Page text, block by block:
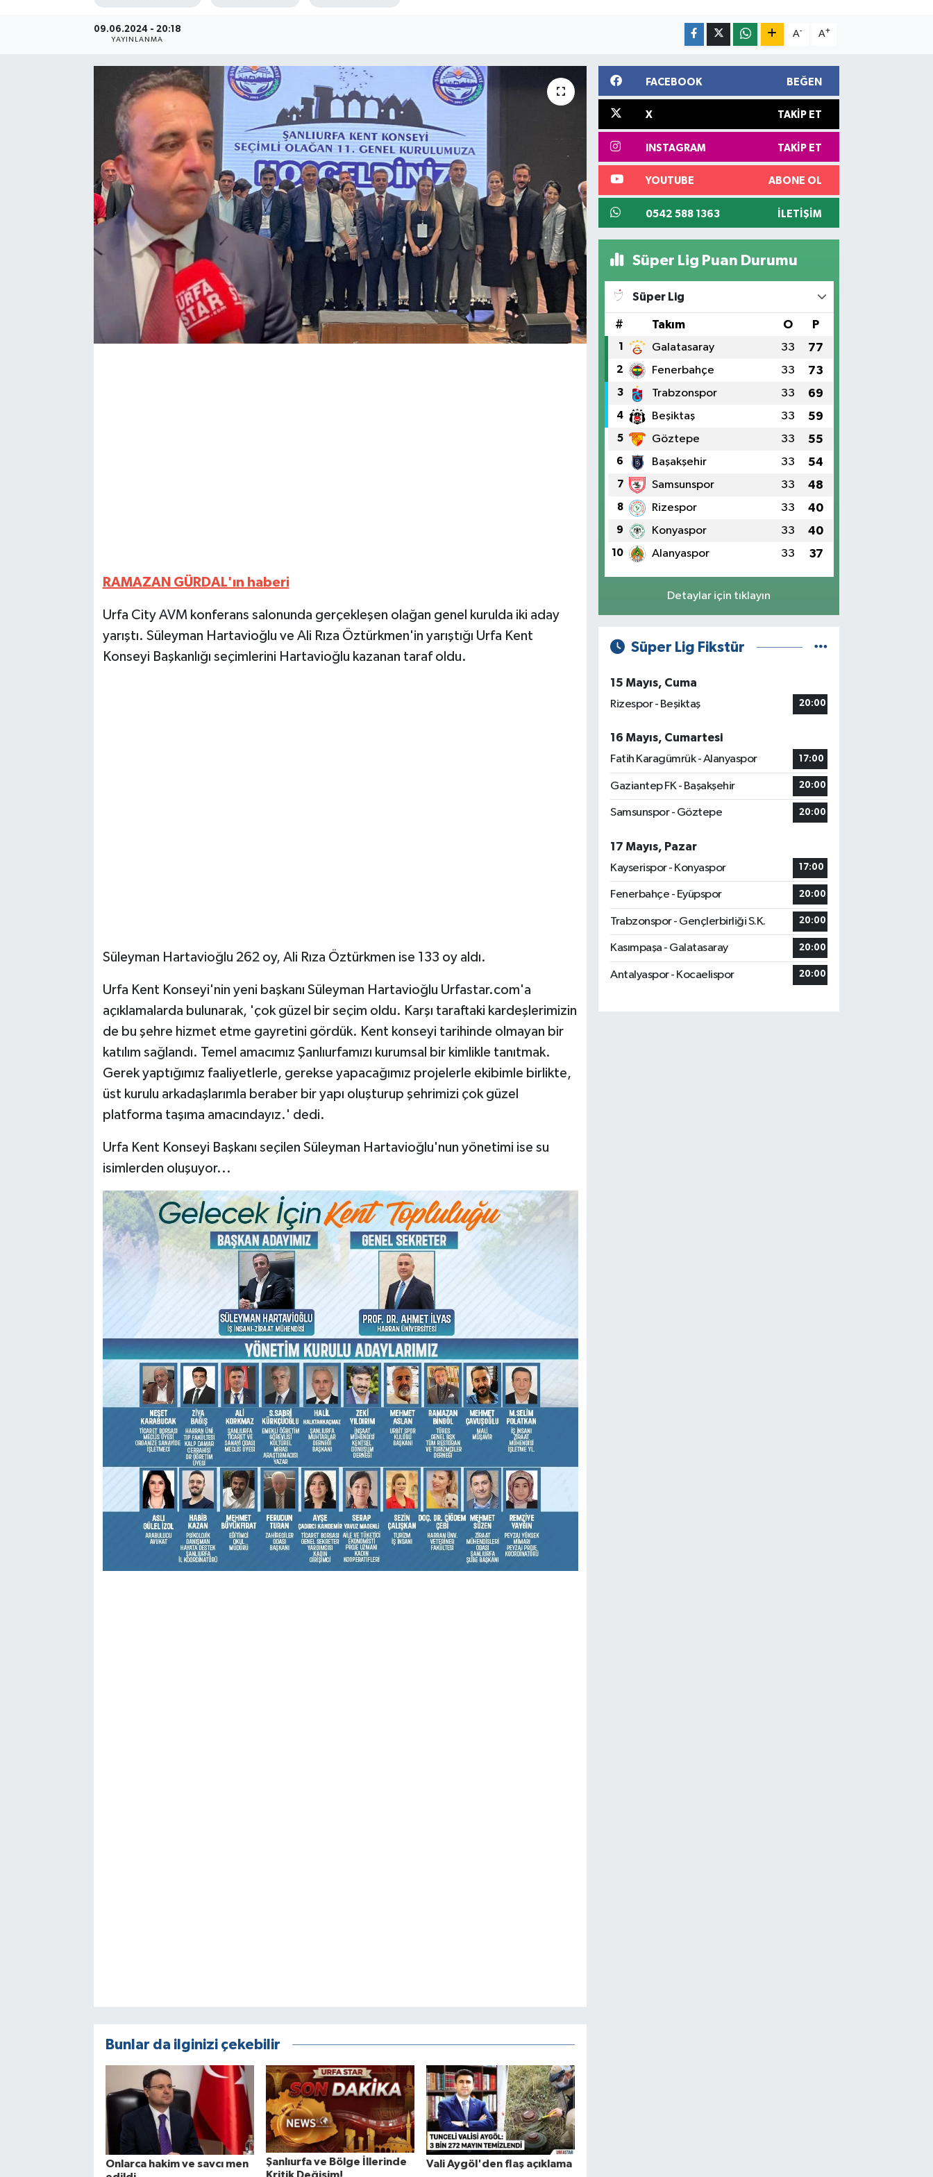
09.06.2024 - 20:18
YAYINLANMA
A- A+
RAMAZAN GÜRDAL'ın haberi
Urfa City AVM konferans salonunda gerçekleşen olağan genel kurulda iki aday
yarıştı. Süleyman Hartavioğlu ve Ali Rıza Öztürkmen'in yarıştığı Urfa Kent
Konseyi Başkanlığı seçimlerini Hartavioğlu kazanan taraf oldu.
Süleyman Hartavioğlu 262 oy, Ali Rıza Öztürkmen ise 133 oy aldı.
Urfa Kent Konseyi'nin yeni başkanı Süleyman Hartavioğlu Urfastar.com'a
açıklamalarda bulunarak, 'çok güzel bir seçim oldu. Karşı taraftaki kardeşlerimizin
de bu şehre hizmet etme gayretini gördük. Kent konseyi tarihinde olmayan bir
katılım sağlandı. Temel amacımız Şanlıurfamızı kurumsal bir kimlikle tanıtmak.
Gerek yaptığımız faaliyetlerle, gerekse yapacağımız projelerle ekibimle birlikte,
üst kurulu arkadaşlarımla beraber bir yapı oluşturup şehrimizi çok güzel
platforma taşıma amacındayız.' dedi.
Urfa Kent Konseyi Başkanı seçilen Süleyman Hartavioğlu'nun yönetimi ise su
isimlerden oluşuyor...
Bunlar da ilginizi çekebilir
Onlarca hakim ve savcı men
Şanlıurfa ve Bölge İllerinde
Vali Aygöl'den flaş açıklama
FACEBOOK BEĞEN
X TAKIP ET
INSTAGRAM TAKIP ET
YOUTUBE ABONE OL
0542 588 1363 İLETIŞIM
Süper Lig Puan Durumu
Süper Lig
# Takım O P
1 Galatasaray 33 77
2 Fenerbahçe 33 73
3 Trabzonspor 33 69
4 Beşiktaş 33 59
5 Göztepe 33 55
6 Başakşehir 33 54
7 Samsunspor 33 48
8 Rizespor 33 40
9 Konyaspor 33 40
10 Alanyaspor 33 37
Detaylar için tıklayın
Süper Lig Fikstür
15 Mayıs, Cuma
Rizespor - Beşiktaş
20:00
16 Mayıs, Cumartesi
Fatih Karagümrük - Alanyaspor
17:00
Gaziantep FK - Başakşehir 20:00
Samsunspor - Göztepe 20:00
17 Mayıs, Pazar
Kayserispor - Konyaspor
17:00
Fenerbahçe - Eyüpspor 20:00
Trabzonspor - Gençlerbirliği S.K. 20:00
Kasımpaşa - Galatasaray 20:00
Antalyaspor - Kocaelispor 20:00